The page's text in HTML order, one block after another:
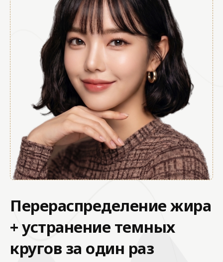
Перераспределение жира
+ устранение темных
кругов за один раз